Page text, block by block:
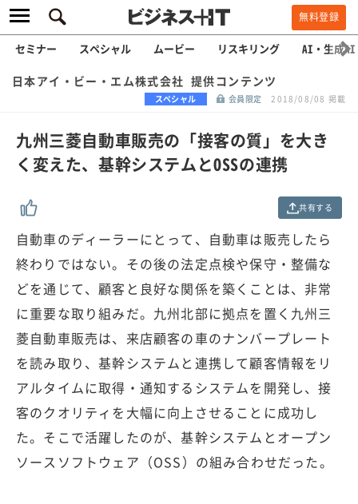
無料登録
セミナー スペシャル ムービー リスキリング AI・生成AI
日本アイ・ビー・エム株式会社 提供コンテンツ
スペシャル 会員限定 2018/08/08 掲載
九州三菱自動車販売の「接客の質」を大き
く変えた、基幹システムとOSSの連携
共有する
自動車のディーラーにとって、自動車は販売したら
終わりではない。その後の法定点検や保守・整備な
どを通じて、顧客と良好な関係を築くことは、非常
に重要な取り組みだ。九州北部に拠点を置く九州三
菱自動車販売は、来店顧客の車のナンバープレート
を読み取り、基幹システムと連携して顧客情報をリ
アルタイムに取得・通知するシステムを開発し、接
客のクオリティを大幅に向上させることに成功し
た。そこで活躍したのが、基幹システムとオープン
ソースソフトウェア（OSS）の組み合わせだった。